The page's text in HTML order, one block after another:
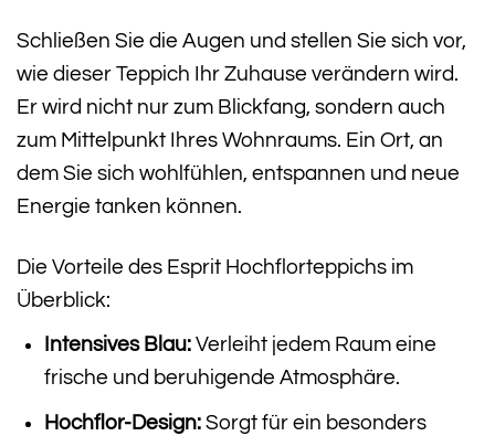
Schließen Sie die Augen und stellen Sie sich vor,
wie dieser Teppich Ihr Zuhause verändern wird.
Er wird nicht nur zum Blickfang, sondern auch
zum Mittelpunkt Ihres Wohnraums. Ein Ort, an
dem Sie sich wohlfühlen, entspannen und neue
Energie tanken können.
Die Vorteile des Esprit Hochflorteppichs im
Überblick:
Intensives Blau:Verleiht jedem Raum eine
frische und beruhigende Atmosphäre.
Hochflor-Design:Sorgt für ein besonders